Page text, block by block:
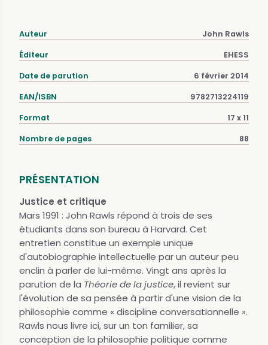
Auteur John Rawls
Éditeur EHESS
Date de parution 6 février 2014
EAN/ISBN 9782713224119
Format 17 x 11
Nombre de pages 88
PRÉSENTATION
Justice et critique
Mars 1991 : John Rawls répond à trois de ses
étudiants dans son bureau à Harvard. Cet
entretien constitue un exemple unique
d'autobiographie intellectuelle par un auteur peu
enclin à parler de lui-même. Vingt ans après la
parution de la Théorie de la justice, il revient sur
l'évolution de sa pensée à partir d'une vision de la
philosophie comme « discipline conversationnelle ».
Rawls nous livre ici, sur un ton familier, sa
conception de la philosophie politique comme